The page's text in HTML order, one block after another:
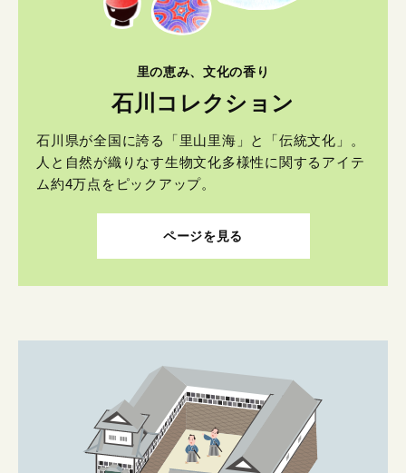
里の恵み、文化の香り
石川コレクション
石川県が全国に誇る「里山里海」と「伝統文化」。
人と自然が織りなす生物文化多様性に関するアイテ
ム約4万点をピックアップ。
ページを見る